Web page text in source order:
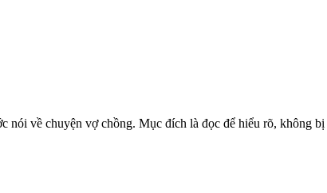
về chuyện vợ chồng. Mục đích là đọc để hiểu rõ, không